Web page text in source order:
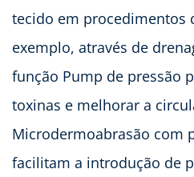
tecido em procedimentos
exemplo, através de
função Pump de pressão
toxinas e melhorar a
Microdermoabrasão com
facilitam a introdução de